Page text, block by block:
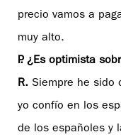
precio vamos a
muy alto.
P. ¿Es optimista
R. Siempre he sido
yo confío en los
de los españoles y